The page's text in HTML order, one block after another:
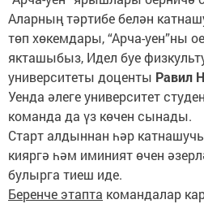
Аларның тәртибе белән
төп хөкемдары, “Арча-уен”ны
якташыбыз, Идел буе
университеты доценты Равил
Уенда әлеге университет
команда да үз көчен сынады.
Старт алдыннан һәр
кияргә һәм иминият өчен
булырга тиеш иде.
Беренче этапта командалар